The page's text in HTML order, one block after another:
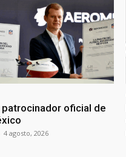
oficial de
4 agosto, 2026